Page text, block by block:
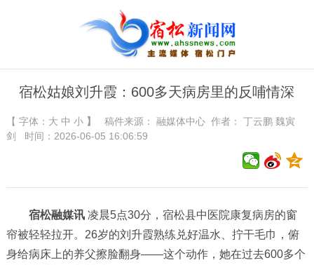
宿松姑娘刘升霞：600多天病房里的反哺情深
【 字体： 大 中 小】 稿件来源： 融媒体中心作者： 丁云鹏 魏寅
剑 时间：2026-06-05 16:06:59
宿松融媒讯凌晨5点30分，宿松县中医院康复病房的窗
帘被轻轻拉开。26岁的刘升霞熟练兑好温水、拧干毛巾，俯
身给病床上的养父擦脸翻身——这个动作，她在过去600多个